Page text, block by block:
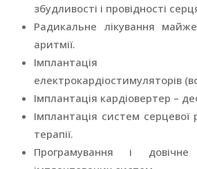
збудливості і провідності
Радикальне лікування майже
аритмії.
Імплантація
електрокардіостимуляторів
Імплантація кардіовертер –
Імплантація систем серцевої
терапії.
Програмування і довічне